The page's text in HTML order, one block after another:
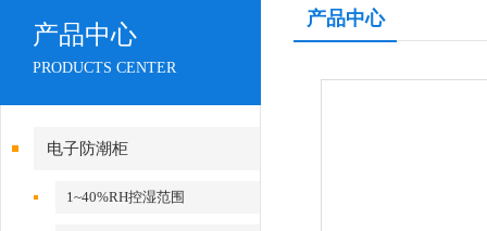
产品中心
PRODUCTS CENTER
电子防潮柜
1~40%RH控湿范围
产品中心